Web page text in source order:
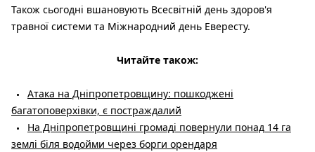
Також сьогодні вшановують Всесвітній день здоров'я
травної системи та Міжнародний день Евересту.
Читайте також:
Атака на Дніпропетровщину: пошкоджені
багатоповерхівки, є постраждалий
На Дніпропетровщині громаді повернули понад 14 га
землі біля водойми через борги орендаря